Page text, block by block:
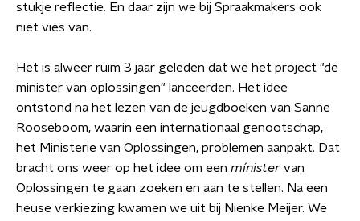
stukje reflectie. En daar zijn we bij Spraakmakers ook
niet vies van.
Het is alweer ruim 3 jaar geleden dat we het project "de
minister van oplossingen" lanceerden. Het idee
ontstond na het lezen van de jeugdboeken van Sanne
Rooseboom, waarin een internationaal genootschap,
het Ministerie van Oplossingen, problemen aanpakt. Dat
bracht ons weer op het idee om een mínister van
Oplossingen te gaan zoeken en aan te stellen. Na een
heuse verkiezing kwamen we uit bij Nienke Meijer. We